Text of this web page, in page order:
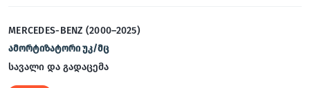
MERCEDES-BENZ (2000–2025)
ამორტიზატორი უკ/მც
სავალი და გადაცემა